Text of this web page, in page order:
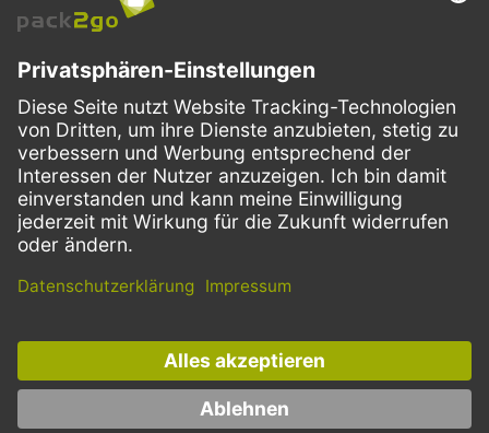
VERSANDARTEN
FacebookInstagramLinkedIn